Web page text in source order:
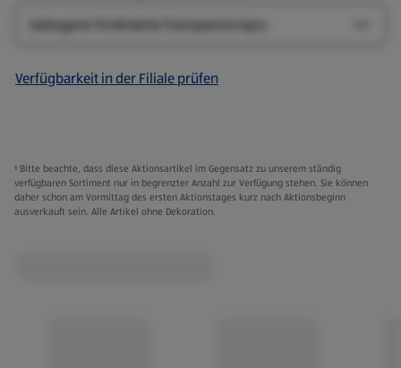
Verfügbarkeit in der Filiale prüfen
¹ Bitte beachte, dass diese Aktionsartikel im Gegensatz zu unserem ständig
verfügbaren Sortiment nur in begrenzter Anzahl zur Verfügung stehen. Sie können
daher schon am Vormittag des ersten Aktionstages kurz nach Aktionsbeginn
ausverkauft sein. Alle Artikel ohne Dekoration.